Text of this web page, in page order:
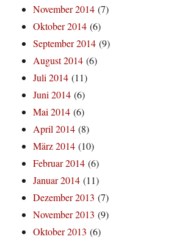
November 2014 (7)
Oktober 2014 (6)
September 2014 (9)
August 2014 (6)
Juli 2014 (11)
Juni 2014 (6)
Mai 2014 (6)
April 2014 (8)
März 2014 (10)
Februar 2014 (6)
Januar 2014 (11)
Dezember 2013 (7)
November 2013 (9)
Oktober 2013 (6)